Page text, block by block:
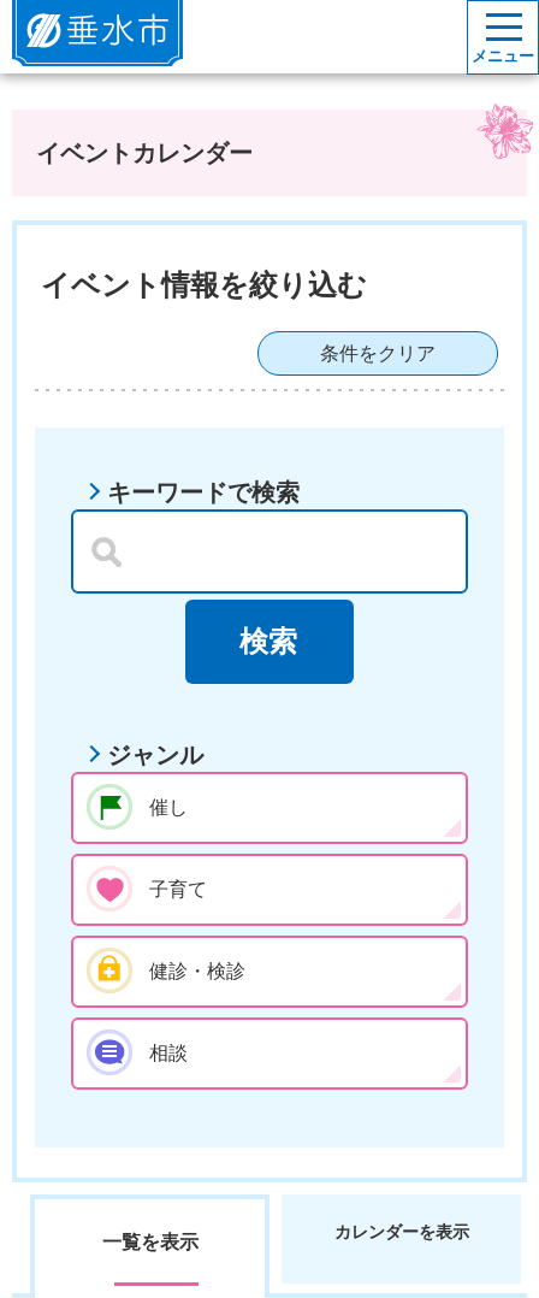
垂水市
メニュー
イベントカレンダー
イベント情報を絞り込む
条件をクリア
キーワードで検索
ジャンル
催し
子育て
健診・検診
相談
一覧を表示 カレンダーを表示